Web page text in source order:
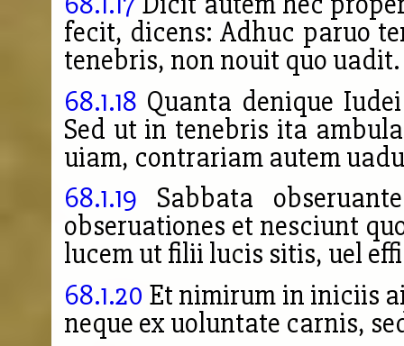
fecit, dicens: Adhuc paruo
tenebris, non nouit quo uadit.
68.1.18 Quanta denique
Sed ut in tenebris ita
uiam, contrariam autem
68.1.19 Sabbata
obseruationes et nesciunt
lucem ut filii lucis sitis, uel
68.1.20 Et nimirum in iniciis
neque ex uoluntate carnis,